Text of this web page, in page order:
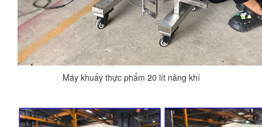
Máy khuấy thực phẩm 20 lít nâng khí